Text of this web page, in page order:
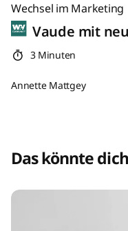
Wechsel im Marketing
Vaude mit
3 Minuten
Annette Mattgey
Das könnte